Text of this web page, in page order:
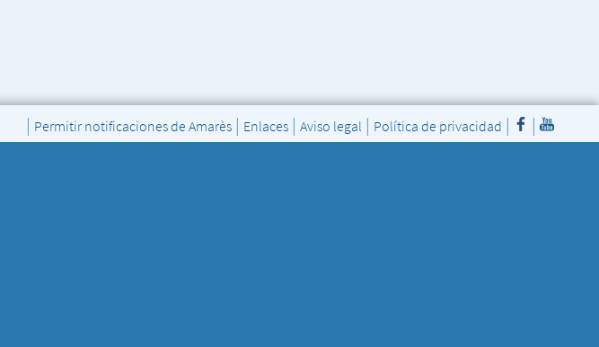
| Permitir notificaciones de Amarès | Enlaces | Aviso legal | Política de privacidad | |